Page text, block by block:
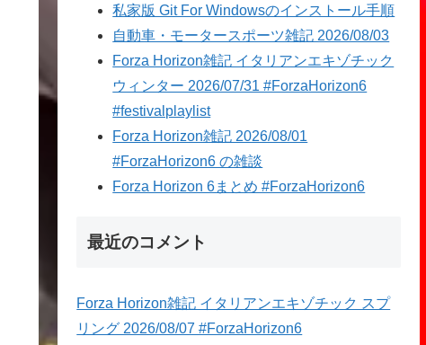
私家版 Git For Windowsのインストール手順
自動車・モータースポーツ雑記 2026/08/03
Forza Horizon雑記 イタリアンエキゾチック
ウィンター 2026/07/31 #ForzaHorizon6
#festivalplaylist
Forza Horizon雑記 2026/08/01
#ForzaHorizon6 の雑談
Forza Horizon 6まとめ #ForzaHorizon6
最近のコメント
Forza Horizon雑記 イタリアンエキゾチック スプ
リング 2026/08/07 #ForzaHorizon6